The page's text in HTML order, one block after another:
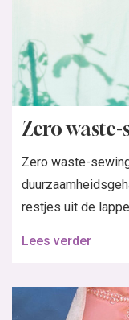
Zero
Zero waste-
restjes uit de
Lees verder